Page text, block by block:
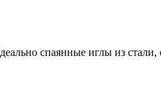
спаянные иглы из стали,